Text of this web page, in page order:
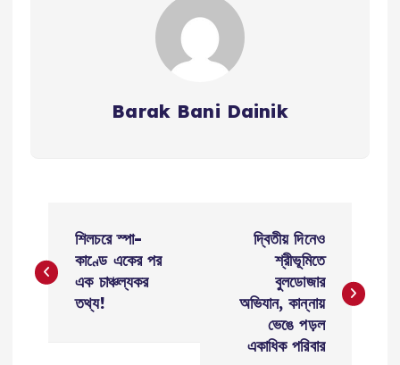
Barak Bani Dainik
o
শিলচরে স্পা-
কাণ্ডে একের পর
এক চাঞ্চল্যকর
তথ্য!
দ্বিতীয় দিনেও
শ্রীভূমিতে
বুলডোজার
অভিযান, কান্নায়
ভেঙে পড়ল
একাধিক পরিবার